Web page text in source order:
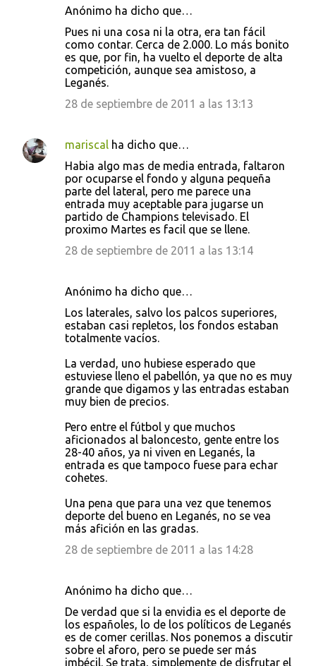
Anónimo ha dicho que…
Pues ni una cosa ni la otra, era tan fácil
como contar. Cerca de 2.000. Lo más bonito
es que, por fin, ha vuelto el deporte de alta
competición, aunque sea amistoso, a
Leganés.
28 de septiembre de 2011 a las 13:13
mariscal ha dicho que…
Habia algo mas de media entrada, faltaron
por ocuparse el fondo y alguna pequeña
parte del lateral, pero me parece una
entrada muy aceptable para jugarse un
partido de Champions televisado. El
proximo Martes es facil que se llene.
28 de septiembre de 2011 a las 13:14
Anónimo ha dicho que…
Los laterales, salvo los palcos superiores,
estaban casi repletos, los fondos estaban
totalmente vacíos.
La verdad, uno hubiese esperado que
estuviese lleno el pabellón, ya que no es muy
grande que digamos y las entradas estaban
muy bien de precios.
Pero entre el fútbol y que muchos
aficionados al baloncesto, gente entre los
28-40 años, ya ni viven en Leganés, la
entrada es que tampoco fuese para echar
cohetes.
Una pena que para una vez que tenemos
deporte del bueno en Leganés, no se vea
más afición en las gradas.
28 de septiembre de 2011 a las 14:28
Anónimo ha dicho que…
De verdad que si la envidia es el deporte de
los españoles, lo de los políticos de Leganés
es de comer cerillas. Nos ponemos a discutir
sobre el aforo, pero se puede ser más
imbécil. Se trata, simplemente de disfrutar el